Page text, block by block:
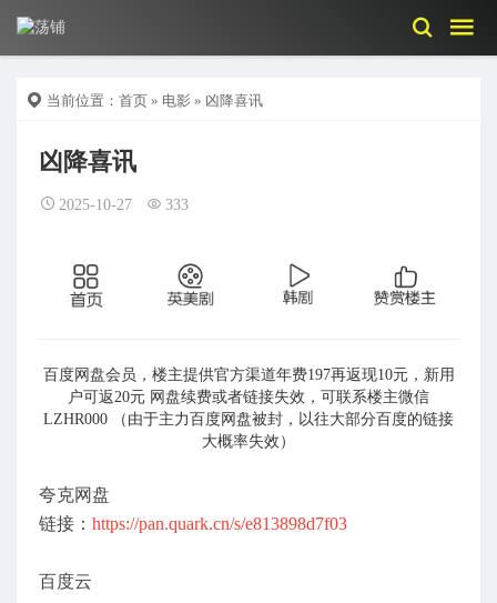
当前位置： 首页 » 电影 » 凶降喜讯
凶降喜讯
2025-10-27 333
百度网盘会员，楼主提供官方渠道年费197再返现10元，新用
户可返20元 网盘续费或者链接失效，可联系楼主微信
LZHR000 （由于主力百度网盘被封，以往大部分百度的链接
大概率失效）
夸克网盘
链接： https://pan.quark.cn/s/e813898d7f03
百度云